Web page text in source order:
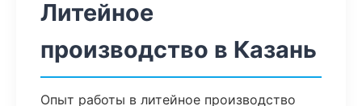
Литейное
производство в Казань
Опыт работы в литейное производство